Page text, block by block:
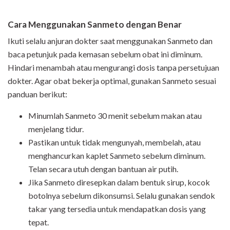
Cara Menggunakan Sanmeto dengan Benar
Ikuti selalu anjuran dokter saat menggunakan Sanmeto dan
baca petunjuk pada kemasan sebelum obat ini diminum.
Hindari menambah atau mengurangi dosis tanpa persetujuan
dokter. Agar obat bekerja optimal, gunakan Sanmeto sesuai
panduan berikut:
Minumlah Sanmeto 30 menit sebelum makan atau
menjelang tidur.
Pastikan untuk tidak mengunyah, membelah, atau
menghancurkan kaplet Sanmeto sebelum diminum.
Telan secara utuh dengan bantuan air putih.
Jika Sanmeto diresepkan dalam bentuk sirup, kocok
botolnya sebelum dikonsumsi. Selalu gunakan sendok
takar yang tersedia untuk mendapatkan dosis yang
tepat.